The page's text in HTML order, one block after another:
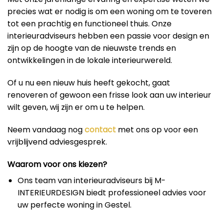
precies wat er nodig is om een woning om te toveren
tot een prachtig en functioneel thuis. Onze
interieuradviseurs hebben een passie voor design en
zijn op de hoogte van de nieuwste trends en
ontwikkelingen in de lokale interieurwereld.
Of u nu een nieuw huis heeft gekocht, gaat
renoveren of gewoon een frisse look aan uw interieur
wilt geven, wij zijn er om u te helpen.
Neem vandaag nogcontact met ons op voor een
vrijblijvend adviesgesprek.
Waarom voor ons kiezen?
Ons team van interieuradviseurs bij M-
INTERIEURDESIGN biedt professioneel advies voor
uw perfecte woning in Gestel.